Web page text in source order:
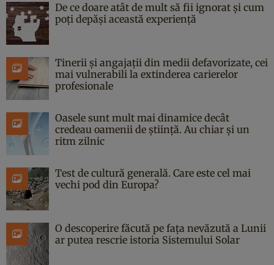
De ce doare atât de mult să fii ignorat și cum
poți depăși această experiență
Tinerii și angajații din medii defavorizate, cei
mai vulnerabili la extinderea carierelor
profesionale
Oasele sunt mult mai dinamice decât
credeau oamenii de știință. Au chiar și un
ritm zilnic
Test de cultură generală. Care este cel mai
vechi pod din Europa?
O descoperire făcută pe fața nevăzută a Lunii
ar putea rescrie istoria Sistemului Solar